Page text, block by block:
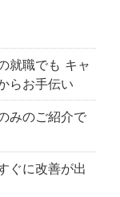
就職でも キャ
らお手伝い
みのご紹介で
ぐに改善が出